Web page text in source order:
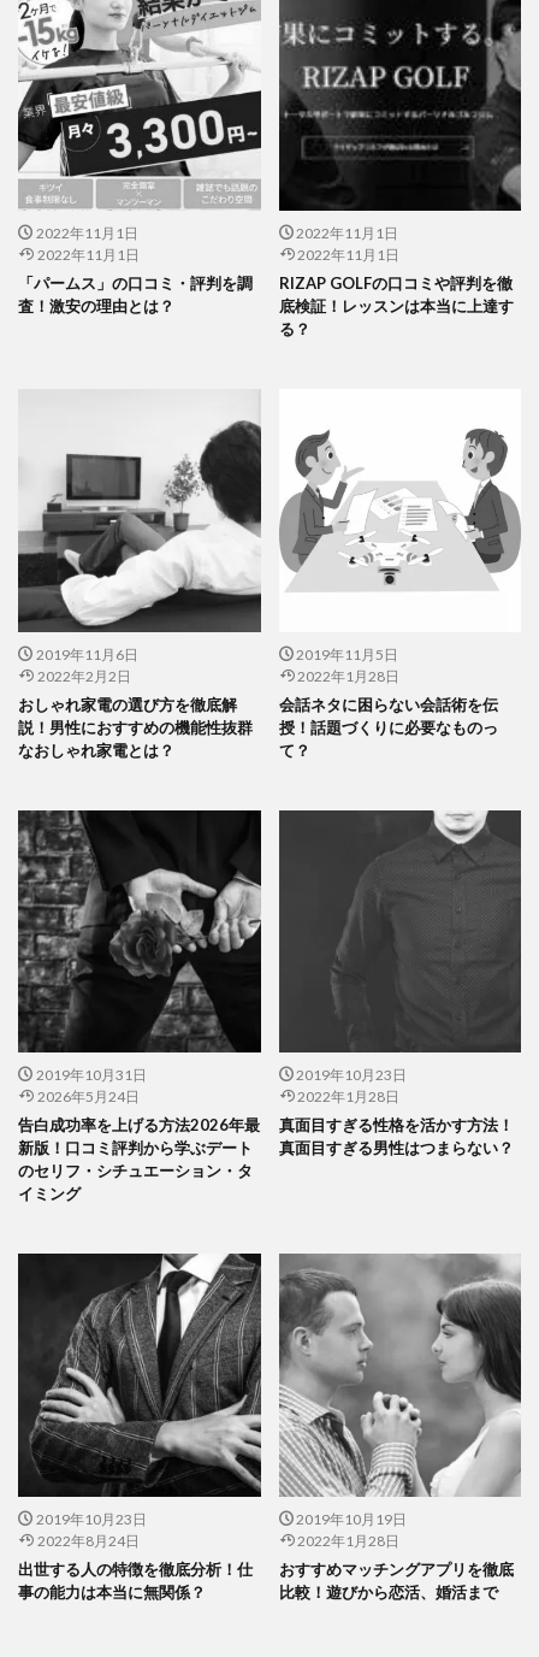
2022年11月1日
2022年11月1日
「パームス」の口コミ・評判を調
査！激安の理由とは？
2022年11月1日
2022年11月1日
RIZAP GOLFの口コミや評判を徹
底検証！レッスンは本当に上達す
る？
2019年11月6日
2022年2月2日
おしゃれ家電の選び方を徹底解
説！男性におすすめの機能性抜群
なおしゃれ家電とは？
2019年11月5日
2022年1月28日
会話ネタに困らない会話術を伝
授！話題づくりに必要なものっ
て？
2019年10月31日
2026年5月24日
告白成功率を上げる方法2026年最
新版！口コミ評判から学ぶデート
のセリフ・シチュエーション・タ
イミング
2019年10月23日
2022年1月28日
真面目すぎる性格を活かす方法！
真面目すぎる男性はつまらない？
2019年10月23日
2022年8月24日
出世する人の特徴を徹底分析！仕
事の能力は本当に無関係？
2019年10月19日
2022年1月28日
おすすめマッチングアプリを徹底
比較！遊びから恋活、婚活まで